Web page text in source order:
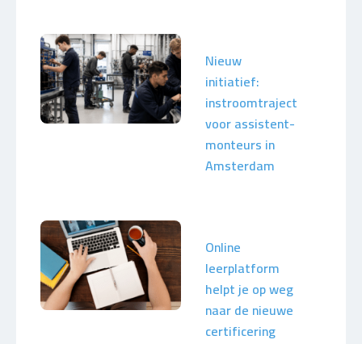
Nieuw
initiatief:
instroomtraject
voor assistent-
monteurs in
Amsterdam
Online
leerplatform
helpt je op weg
naar de nieuwe
certificering